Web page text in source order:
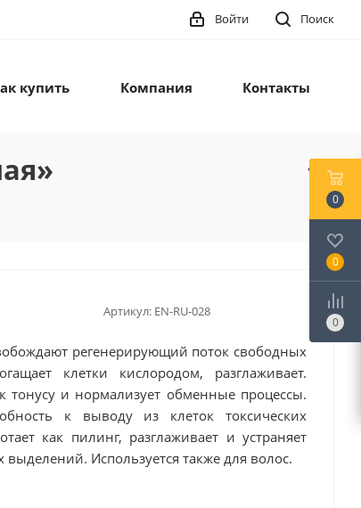
Поиск
Войти
купить Компания Контакты
Артикул: EN-RU-028
регенерирующий поток свободных
клетки кислородом, разглаживает.
тонусу и нормализует обменные процессы.
к выводу из клеток токсических
как пилинг, разглаживает и устраняет
выделений. Используется также для волос.
0
0
0